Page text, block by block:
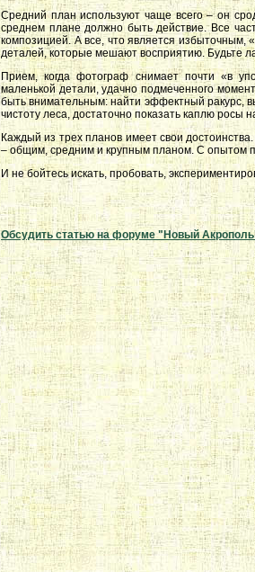
Средний план используют чаще всего – он
среднем плане должно быть действие. Все
композицией. А все, что является
деталей, которые мешают восприятию. Будьте
Прием, когда фотограф снимает почти «в
маленькой детали, удачно подмеченного
быть внимательным: найти эффектный ракурс,
чистоту леса, достаточно показать каплю росы
Каждый из трех планов имеет свои
– общим, средним и крупным планом. С опытом
И не бойтесь искать, пробовать,
Обсудить статью на форуме "Новый